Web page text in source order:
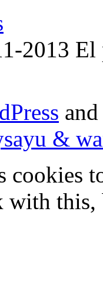
2013 El
and
&
cookies
with